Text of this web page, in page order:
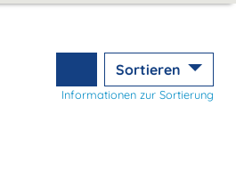
Sortieren
Informationen zur Sortierung